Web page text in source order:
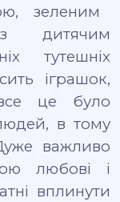
зеленим
дитячим
тутешніх
іграшок,
це було
, в тому
важливо
любові і
вплинути